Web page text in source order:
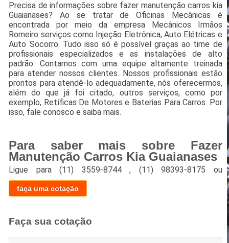
Precisa de informações sobre fazer manutenção carros kia
Guaianases? Ao se tratar de Oficinas Mecânicas é
encontrada por meio da empresa Mecânicos Irmãos
Romeiro serviços como Injeção Eletrônica, Auto Elétricas e
Auto Socorro. Tudo isso só é possível graças ao time de
profissionais especializados e as instalações de alto
padrão. Contamos com uma equipe altamente treinada
para atender nossos clientes. Nossos profissionais estão
prontos para atendê-lo adequadamente, nós oferecermos,
além do que já foi citado, outros serviços, como por
exemplo, Retíficas De Motores e Baterias Para Carros. Por
isso, fale conosco e saiba mais.
Para saber mais sobre Fazer
Manutenção Carros Kia Guaianases
Ligue para(11) 3559-8744 , (11) 98393-8175 ou
faça uma cotação
Faça sua cotação